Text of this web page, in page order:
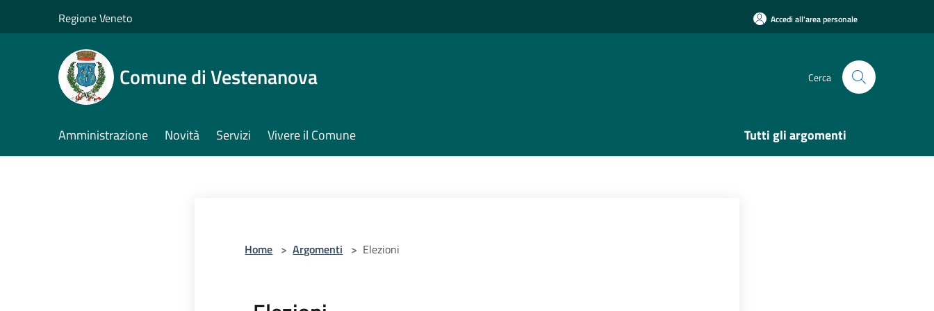
Regione Veneto Accedi all'area personale
Comune di Vestenanova Cerca
Amministrazione Novità Servizi Vivere il Comune Tutti gli argomenti
Home > Argomenti > Elezioni